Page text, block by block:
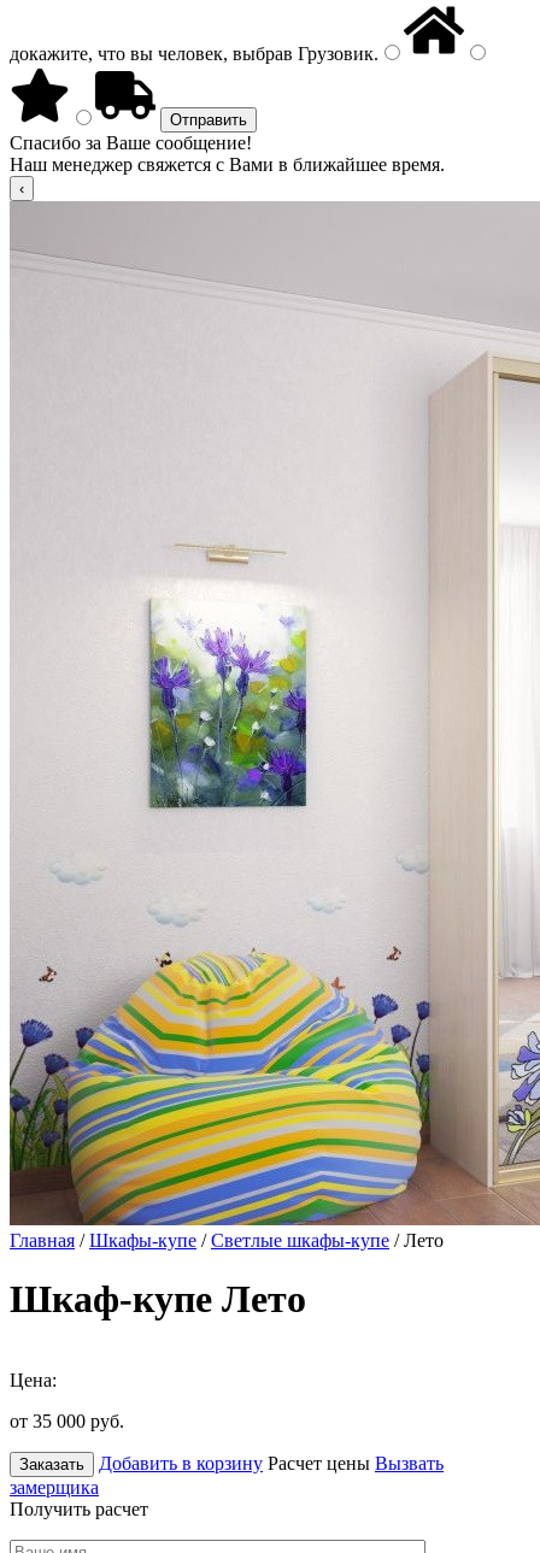
докажите, что вы человек, выбрав Грузовик.
Спасибо за Ваше сообщение!
Наш менеджер свяжется с Вами в ближайшее время.
Главная /Шкафы-купе /Светлые шкафы-купе / Лето
Шкаф-купе Лето
Цена:
от 35 000 руб.
Заказать Добавить в корзину Расчет цены Вызвать
замерщика
Получить расчет